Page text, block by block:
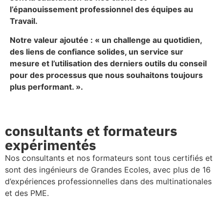
l’épanouissement professionnel des équipes au
Travail.
Notre valeur ajoutée : « un challenge au quotidien,
des liens de confiance solides, un service sur
mesure et l’utilisation des derniers outils du conseil
pour des processus que nous souhaitons toujours
plus performant. ».
consultants et formateurs
expérimentés
Nos consultants et nos formateurs sont tous certifiés et
sont des ingénieurs de Grandes Ecoles, avec plus de 16
d’expériences professionnelles dans des multinationales
et des PME.